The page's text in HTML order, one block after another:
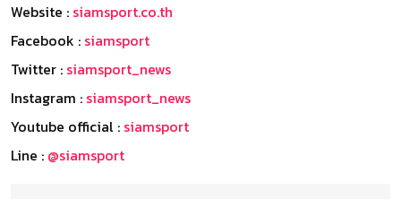
Website : siamsport.co.th
Facebook : siamsport
Twitter : siamsport_news
Instagram : siamsport_news
Youtube official : siamsport
Line : @siamsport